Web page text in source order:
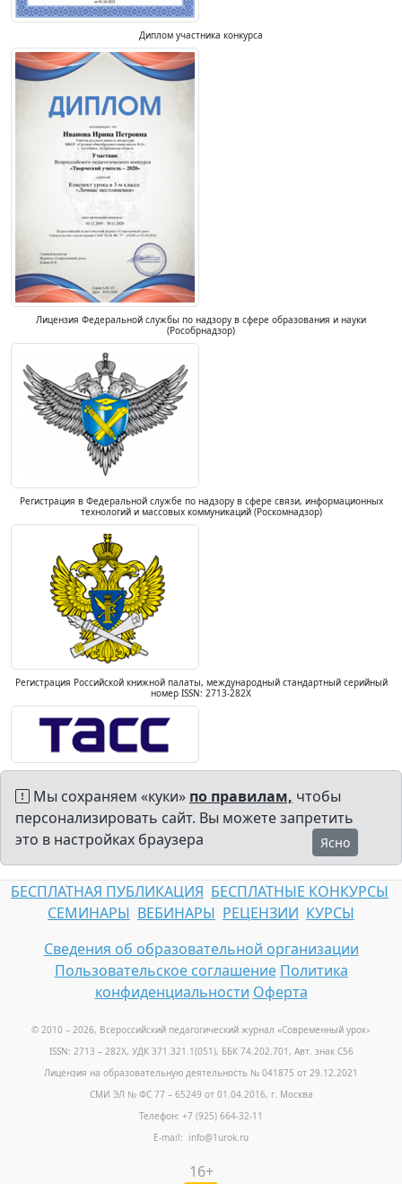
Диплом участника конкурса
Лицензия Федеральной службы по надзору в сфере образования и науки
(Рособрнадзор)
Регистрация в Федеральной службе по надзору в сфере связи, информационных
технологий и массовых коммуникаций (Роскомнадзор)
Регистрация Российской книжной палаты, международный стандартный серийный
номер ISSN: 2713-282X
Мы сохраняем «куки» по правилам, чтобы
персонализировать сайт. Вы можете запретить
это в настройках браузера
Ясно
БЕСПЛАТНАЯ ПУБЛИКАЦИЯ БЕСПЛАТНЫЕ КОНКУРСЫ
СЕМИНАРЫ ВЕБИНАРЫ РЕЦЕНЗИИ КУРСЫ
Сведения об образовательной организации
Пользовательское соглашение Политика
конфиденциальности Оферта
© 2010 – 2026, Всероссийский педагогический журнал «Современный урок»
ISSN: 2713 – 282X, УДК 371.321.1(051), ББК 74.202.701, Авт. знак С56
Лицензия на образовательную деятельность № 041875 от 29.12.2021
СМИ ЭЛ № ФС 77 – 65249 от 01.04.2016, г. Москва
Телефон: +7 (925) 664-32-11
E-mail: info@1urok.ru
16+